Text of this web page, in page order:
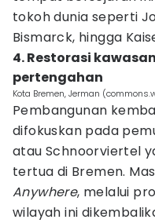
tokoh dunia seperti
Bismarck, hingga
4. Restorasi
pertengahan
Kota Bremen, Jerman
Pembangunan
difokuskan pada
atau Schnoorviertel
tertua di Bremen.
Anywhere, melalui
wilayah ini